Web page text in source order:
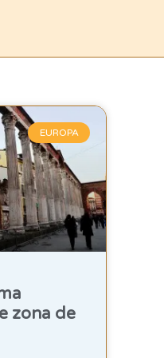
EUROPA
zona de